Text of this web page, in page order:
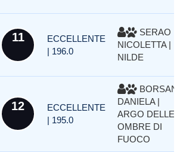
11
ECCELLENTE
| 196.0
SERAO
NICOLETTA |
NILDE
12
ECCELLENTE
| 195.0
BORSANI
DANIELA |
ARGO DELLE
OMBRE DI
FUOCO